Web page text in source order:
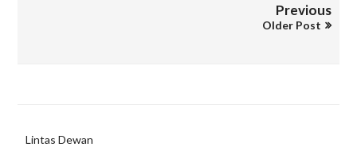
Previous
Older Post
Lintas Dewan